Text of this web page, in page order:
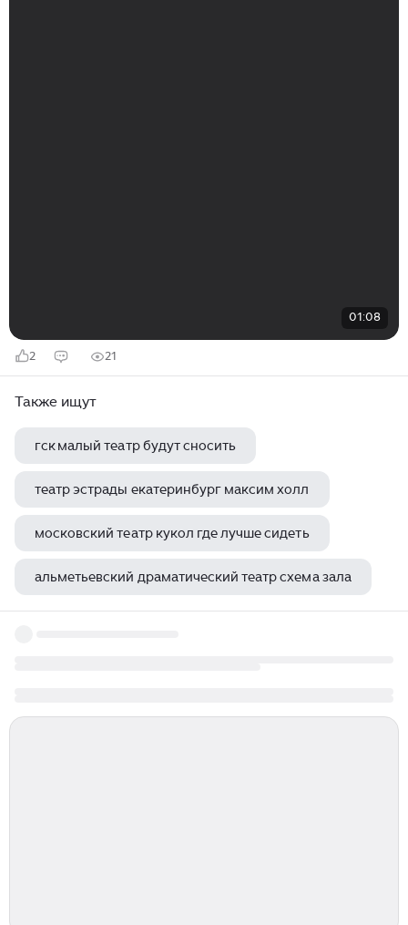
01:08
2 21
Также ищут
гск малый театр будут сносить
театр эстрады екатеринбург максим холл
московский театр кукол где лучше сидеть
альметьевский драматический театр схема зала